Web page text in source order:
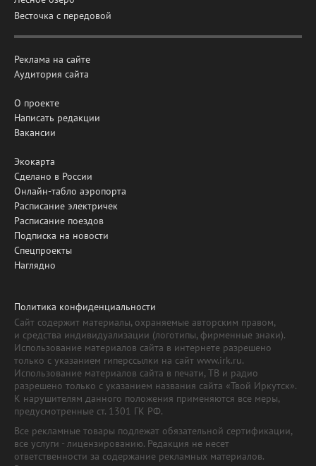
Весточка с передовой
Реклама на сайте
Аудитория сайта
О проекте
Написать редакции
Вакансии
Экокарта
Сделано в России
Онлайн-табло аэропорта
Расписание электричек
Расписание поездов
Подписка на новости
Спецпроекты
Наглядно
Политика конфиденциальности
Сайт содержит материалы, охраняемые авторским правом,
и средства индивидуализации (логотипы, фирменные знаки).
Использование материалов сайта в интернете разрешено
только с указанием гиперссылки на сайт www.irk.ru.
Использование материалов сайта в печати, ТВ и радио
разрешено только с указанием названия сайта «Твой Иркутск».
К нарушителям данного положения применяются все меры,
предусмотренные ст. 1301 ГК РФ.
Все рекламные товары подлежат обязательной сертификации,
все услуги - лицензированию. Редакция не несет
ответственности за содержание рекламных материалов.